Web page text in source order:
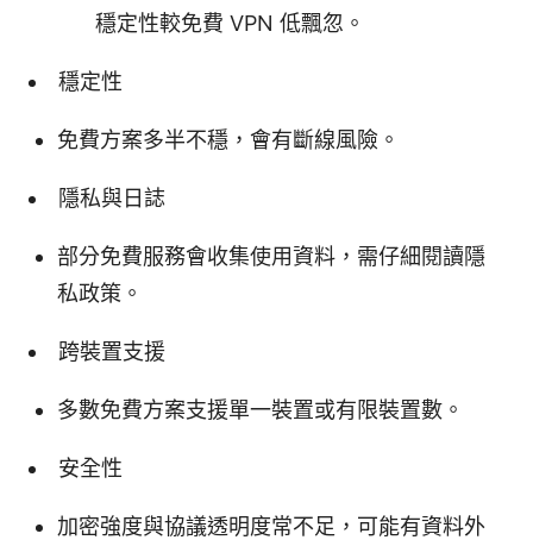
穩定性較免費 VPN 低飄忽。
穩定性
免費方案多半不穩，會有斷線風險。
隱私與日誌
部分免費服務會收集使用資料，需仔細閱讀隱
私政策。
跨裝置支援
多數免費方案支援單一裝置或有限裝置數。
安全性
加密強度與協議透明度常不足，可能有資料外